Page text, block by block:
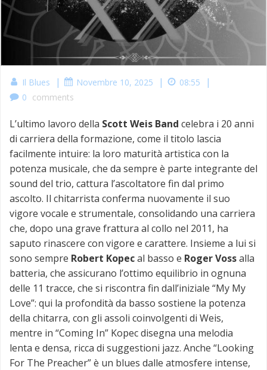
Il Blues | Novembre 10, 2025 | 08:55 |
0 comments
L’ultimo lavoro della Scott Weis Band celebra i 20 anni
di carriera della formazione, come il titolo lascia
facilmente intuire: la loro maturità artistica con la
potenza musicale, che da sempre è parte integrante del
sound del trio, cattura l’ascoltatore fin dal primo
ascolto. Il chitarrista conferma nuovamente il suo
vigore vocale e strumentale, consolidando una carriera
che, dopo una grave frattura al collo nel 2011, ha
saputo rinascere con vigore e carattere. Insieme a lui si
sono sempre Robert Kopecal basso e Roger Vossalla
batteria, che assicurano l’ottimo equilibrio in ognuna
delle 11 tracce, che si riscontra fin dall’iniziale “My My
Love”: qui la profondità da basso sostiene la potenza
della chitarra, con gli assoli coinvolgenti di Weis,
mentre in “Coming In” Kopec disegna una melodia
lenta e densa, ricca di suggestioni jazz. Anche “Looking
For The Preacher” è un blues dalle atmosfere intense,